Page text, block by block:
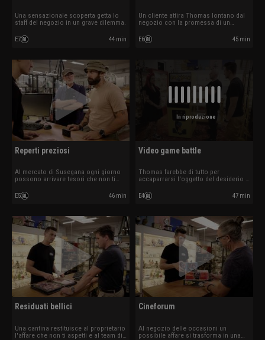
Una sensazionale scoperta getta lo
staff del negozio in un grave dilemma.
E7 44 min
Un cliente attira Thomas lontano dal
negozio con la promessa di un
E6 45 min
Reperti preziosi
Al mercato di Susegana ogni giorno
possono arrivare tesori che non ti
E5 46 min
In riproduzione
Video game battle
Thomas farebbe di tutto per
accaparrarsi l'oggetto del desiderio o
E4 47 min
Residuati bellici
Una cantina restituisce al proprietario
l'affare che non ti aspetti e al team di
Cineforum
Al negozio delle occasioni un
possibile affare si trasforma in una